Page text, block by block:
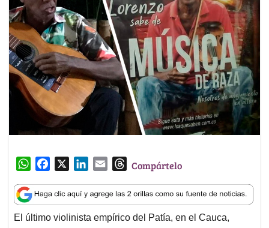
W
a
t
s
c
e
b
n
k
e
a
i
l
T
r
e
a
Compártelo
El último violinista empírico del Patía, en el Cauca,